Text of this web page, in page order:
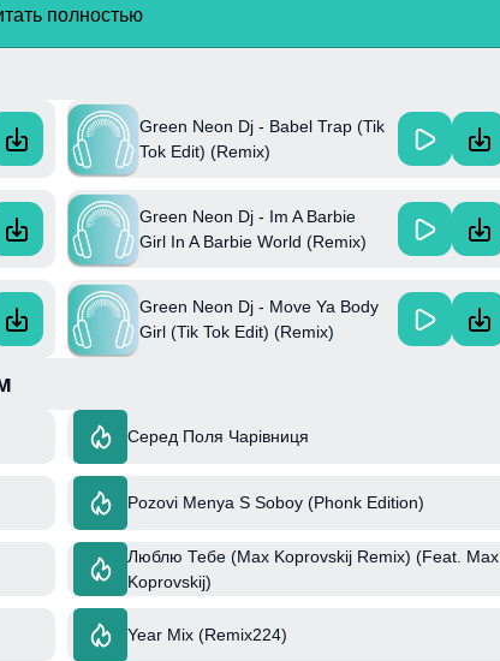
активно развивает направление EDM, привнося в
полностью
Green Neon Dj - Babel Trap (Tik
Tok Edit) (Remix)
Green Neon Dj - Im A Barbie
Girl In A Barbie World (Remix)
Green Neon Dj - Move Ya Body
Girl (Tik Tok Edit) (Remix)
Серед Поля Чарівниця
Pozovi Menya S Soboy (Phonk Edition)
Люблю Тебе (Max Koprovskij Remix) (Feat. Max
Koprovskij)
Year Mix (Remix224)